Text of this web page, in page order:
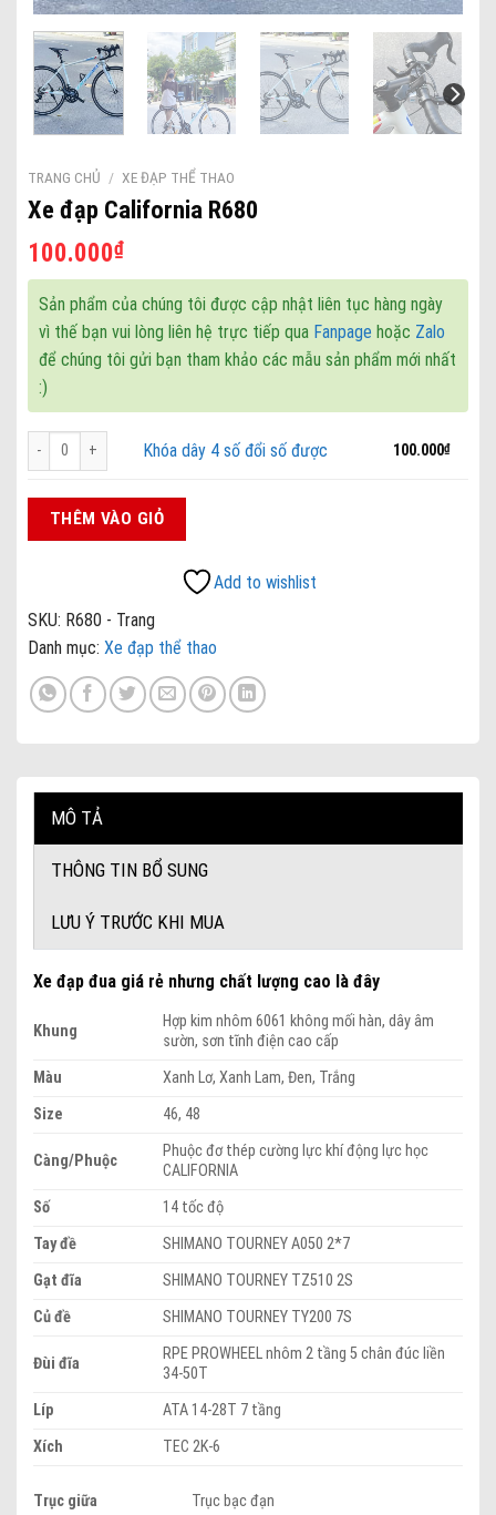
TRANG CHỦ / XE ĐẠP THỂ THAO
Xe đạp California R680
100.000₫
Sản phẩm của chúng tôi được cập nhật liên tục hàng ngày
vì thế bạn vui lòng liên hệ trực tiếp qua Fanpage hoặc Zalo
để chúng tôi gửi bạn tham khảo các mẫu sản phẩm mới nhất
:)
Khóa dây 4 số đổi số được số lượng
Khóa dây 4 số đổi số được 100.000₫
THÊM VÀO GIỎ
Add to wishlist
SKU: R680 - Trang
Danh mục: Xe đạp thể thao
MÔ TẢ
THÔNG TIN BỔ SUNG
LƯU Ý TRƯỚC KHI MUA
Xe đạp đua giá rẻ nhưng chất lượng cao là đây
Khung
Hợp kim nhôm 6061 không mối hàn, dây âm
sườn, sơn tĩnh điện cao cấp
Màu
Xanh Lơ, Xanh Lam, Đen, Trắng
Size
46, 48
Càng/Phuộc
Phuộc đơ thép cường lực khí động lực học
CALIFORNIA
Số
14 tốc độ
Tay đề
SHIMANO TOURNEY A050 2*7
Gạt đĩa
SHIMANO TOURNEY TZ510 2S
Củ đề
SHIMANO TOURNEY TY200 7S
Đùi đĩa
RPE PROWHEEL nhôm 2 tầng 5 chân đúc liền
34-50T
Líp
ATA 14-28T 7 tầng
Xích
TEC 2K-6
Trục giữa
Trục bạc đạn